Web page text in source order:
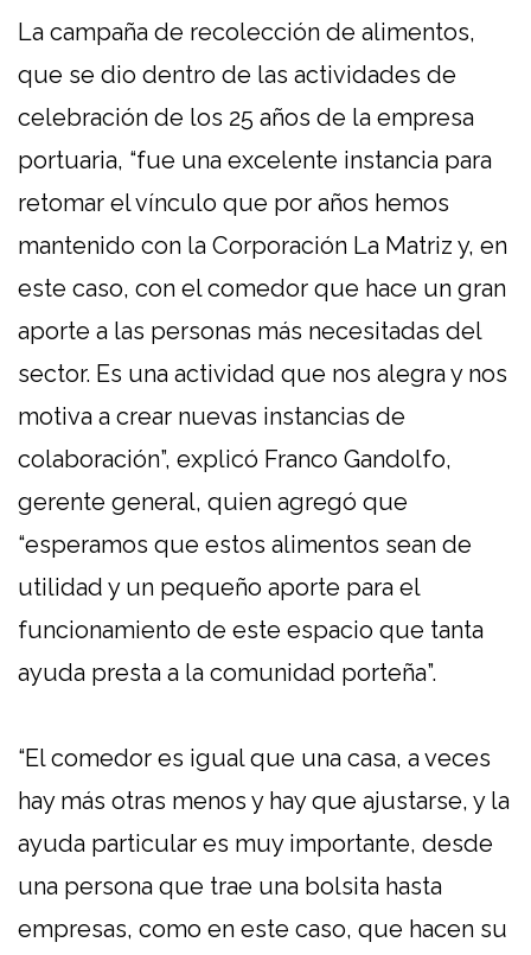
La campaña de recolección de alimentos,
que se dio dentro de las actividades de
celebración de los 25 años de la empresa
portuaria, “fue una excelente instancia para
retomar el vínculo que por años hemos
mantenido con la Corporación La Matriz y, en
este caso, con el comedor que hace un gran
aporte a las personas más necesitadas del
sector. Es una actividad que nos alegra y nos
motiva a crear nuevas instancias de
colaboración”, explicó Franco Gandolfo,
gerente general, quien agregó que
“esperamos que estos alimentos sean de
utilidad y un pequeño aporte para el
funcionamiento de este espacio que tanta
ayuda presta a la comunidad porteña”.
“El comedor es igual que una casa, a veces
hay más otras menos y hay que ajustarse, y la
ayuda particular es muy importante, desde
una persona que trae una bolsita hasta
empresas, como en este caso, que hacen su